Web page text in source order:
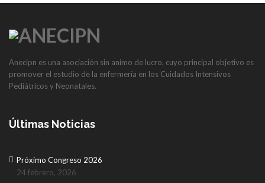
Anecipn es una asociación sin animo de lucro, cuyo principal objetivo es
promover el estudio de la enfermería en los Cuidados Intensivos
Pediátricos y Neonatales.
Últimas Noticias
Próximo Congreso 2026
24 febrero, 2026